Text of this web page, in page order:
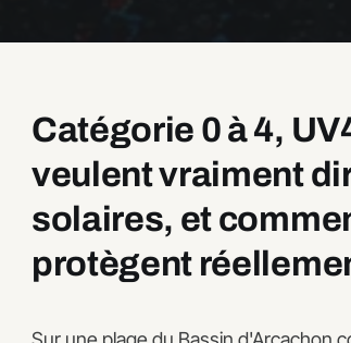
Catégorie 0 à 4,
veulent vraiment
solaires, et
protègent